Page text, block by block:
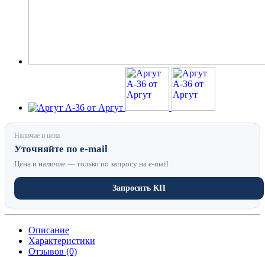
Наличие и цена
Уточняйте по e-mail
Цена и наличие — только по запросу на e-mail
Запросить КП
Описание
Характеристики
Отзывов (0)